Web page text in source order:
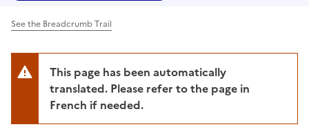
See the Breadcrumb Trail
This page has been automatically
translated. Please refer to the page in
French if needed.